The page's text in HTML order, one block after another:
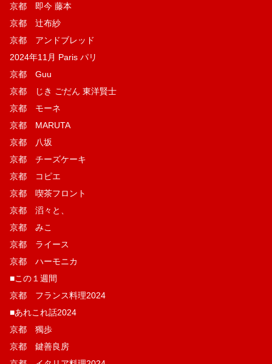
京都 即今 藤本
京都 辻布紗
京都 アンドブレッド
2024年11月 Paris パリ
京都 Guu
京都 じき ごだん 東洋賢士
京都 モーネ
京都 MARUTA
京都 八坂
京都 チーズケーキ
京都 コピエ
京都 喫茶フロント
京都 滔々と、
京都 みこ
京都 ライース
京都 ハーモニカ
■この１週間
京都 フランス料理2024
■あれこれ話2024
京都 獨歩
京都 鍵善良房